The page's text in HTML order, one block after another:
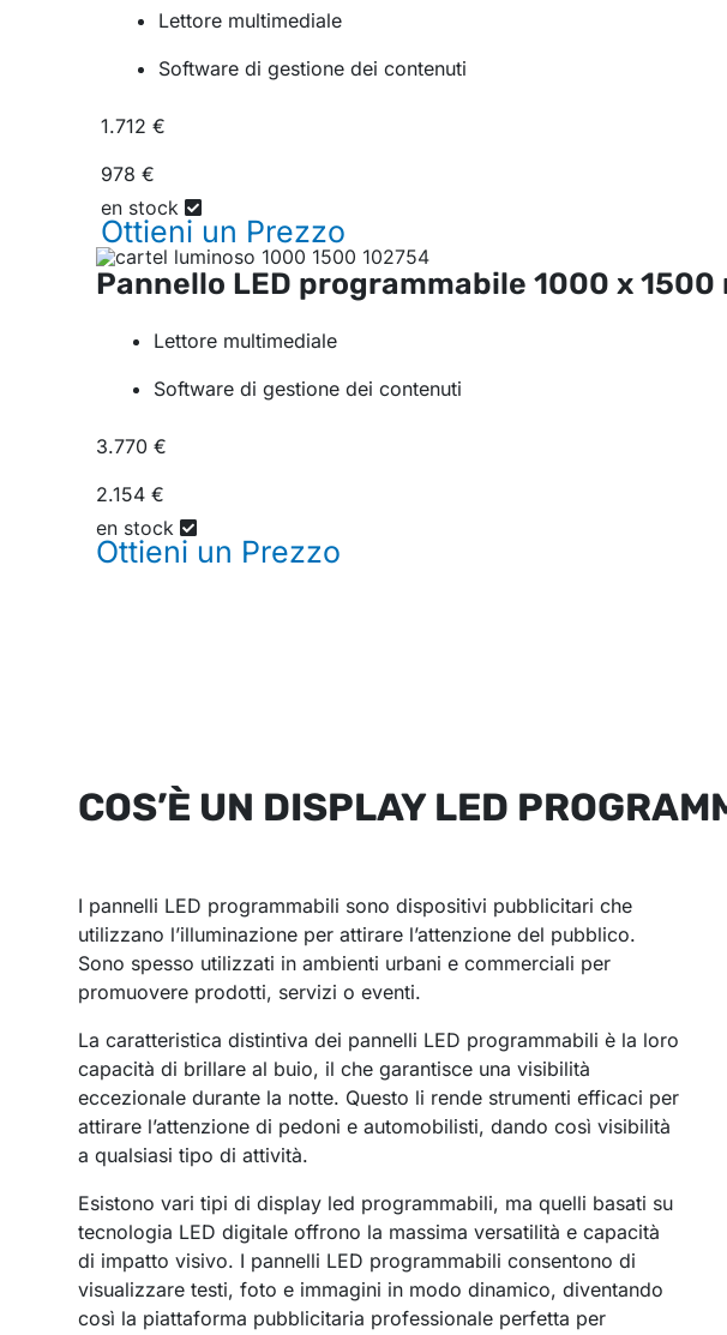
Lettore multimediale
Software di gestione dei contenuti
1.712 €
978 €
en stock
Ottieni un Prezzo
Pannello LED programmabile 1000 x 1500
Lettore multimediale
Software di gestione dei contenuti
3.770 €
2.154 €
en stock
Ottieni un Prezzo
COS’È UN DISPLAY LED
I pannelli LED programmabili sono dispositivi pubblicitari che
utilizzano l’illuminazione per attirare l’attenzione del pubblico.
Sono spesso utilizzati in ambienti urbani e commerciali per
promuovere prodotti, servizi o eventi.
La caratteristica distintiva dei pannelli LED programmabili è la loro
capacità di brillare al buio, il che garantisce una visibilità
eccezionale durante la notte. Questo li rende strumenti efficaci per
attirare l’attenzione di pedoni e automobilisti, dando così visibilità
a qualsiasi tipo di attività.
Esistono vari tipi di display led programmabili, ma quelli basati su
tecnologia LED digitale offrono la massima versatilità e capacità
di impatto visivo. I pannelli LED programmabili consentono di
visualizzare testi, foto e immagini in modo dinamico, diventando
così la piattaforma pubblicitaria professionale perfetta per